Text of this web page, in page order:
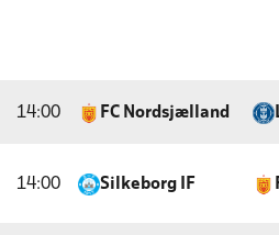
14:00 FC Nordsjælland
14:00 Silkeborg IF